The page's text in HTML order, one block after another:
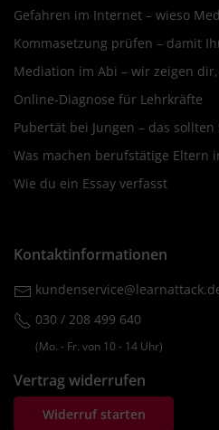
Gefahren im Internet – wieso
Kommasetzung prüfen – damit
Mediation im Abi – wir zeigen dir,
Online-Diagnose für Lehrkräfte
Pubertät bei Jungen – das sollten
Was machen berufstätige Eltern
Wie du ein Essay verfasst
Kontaktinformationen
030 / 208 499 640
(Mo. ‐ Fr. von 10 ‐ 14 Uhr)
Vertrag widerrufen
Widerruf starten